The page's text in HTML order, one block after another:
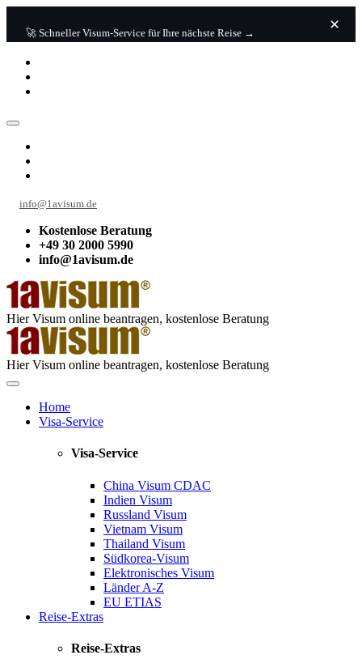
🚀 Schneller Visum-Service für Ihre nächste Reise →
info@1avisum.de
Kostenlose Beratung
+49 30 2000 5990
info@1avisum.de
Hier Visum online beantragen, kostenlose Beratung
Hier Visum online beantragen, kostenlose Beratung
Home
Visa-Service
Visa-Service
China Visum CDAC
Indien Visum
Russland Visum
Vietnam Visum
Thailand Visum
Südkorea-Visum
Elektronisches Visum
Länder A-Z
EU ETIAS
Reise-Extras
Reise-Extras